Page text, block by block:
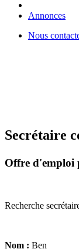
Annonces
Nous
Secrétaire
Offre d'emploi
Recherche
Nom : Ben